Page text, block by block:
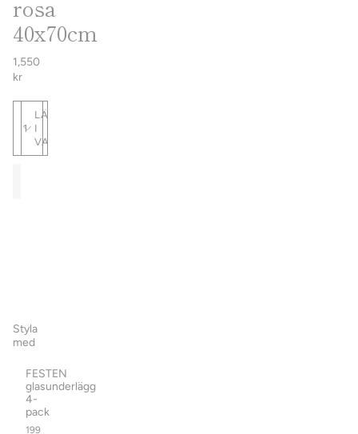
rosa
40x70cm
1,550
kr
1
LÄGG
I
VARUKORG
Styla
med
FESTEN
glasunderlägg
4-
pack
199